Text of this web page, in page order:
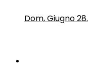
Dom, Giugno 28.